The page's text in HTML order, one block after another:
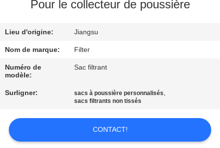
DE
QUALITÉ
NOUS
NOUVELLES
Pour le collecteur de poussière
Lieu d'origine: Jiangsu
Nom de marque: Filter
Numéro de
modèle:
Sac filtrant
Surligner: sacs à poussière personnalisés,
sacs filtrants non tissés
CONTACT!